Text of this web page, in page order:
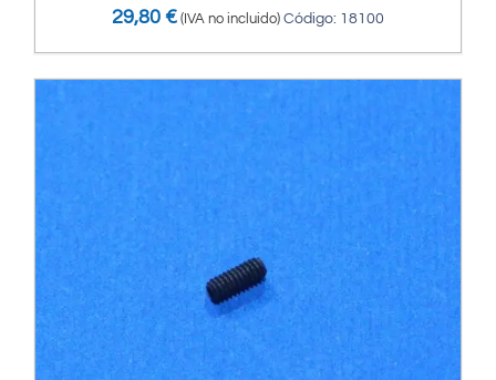
29,80 € (IVA no incluido) Código: 18100